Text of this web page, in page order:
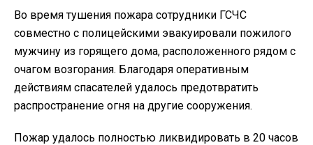
Во время тушения пожара сотрудники ГСЧС
совместно с полицейскими эвакуировали пожилого
мужчину из горящего дома, расположенного рядом с
очагом возгорания. Благодаря оперативным
действиям спасателей удалось предотвратить
распространение огня на другие сооружения.
Пожар удалось полностью ликвидировать в 20 часов